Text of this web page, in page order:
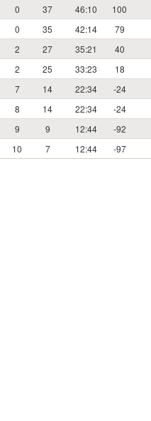
0 37 46:10 100
0 35 42:14 79
2 27 35:21 40
2 25 33:23 18
7 14 22:34 -24
8 14 22:34 -24
9 9 12:44 -92
10 7 12:44 -97